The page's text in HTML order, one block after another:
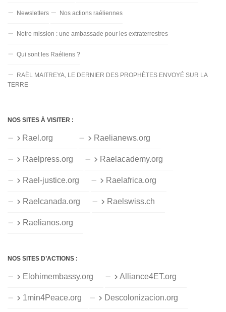
Newsletters Nos actions raéliennes
Notre mission : une ambassade pour les extraterrestres
Qui sont les Raéliens ?
RAËL MAITREYA, LE DERNIER DES PROPHÈTES ENVOYÉ SUR LA
TERRE
NOS SITES À VISITER :
Rael.org Raelianews.org
Raelpress.org Raelacademy.org
Rael-justice.org Raelafrica.org
Raelcanada.org Raelswiss.ch
Raelianos.org
NOS SITES D’ACTIONS :
Elohimembassy.org Alliance4ET.org
1min4Peace.org Descolonizacion.org